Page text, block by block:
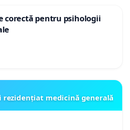
corectă pentru psihologii
rezidențiat medicină generală